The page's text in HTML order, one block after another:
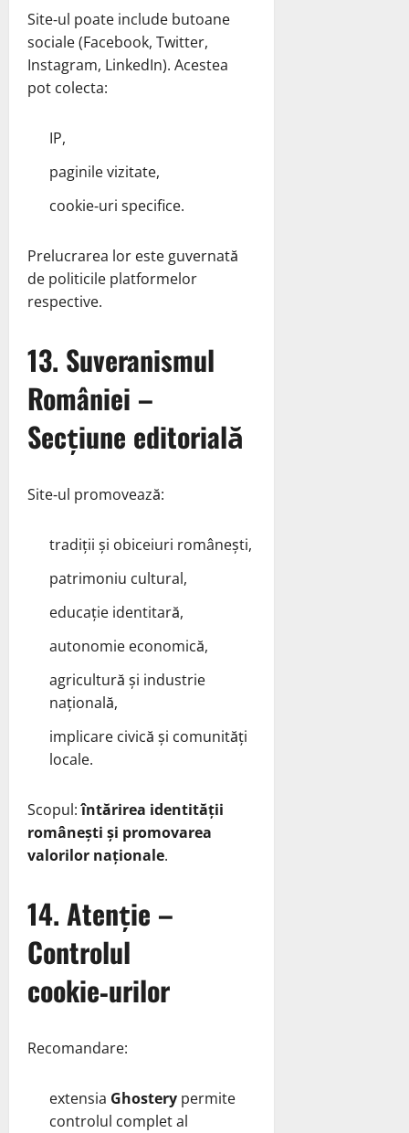
Site‑ul poate include butoane
sociale (Facebook, Twitter,
Instagram, LinkedIn). Acestea
pot colecta:
IP,
paginile vizitate,
cookie‑uri specifice.
Prelucrarea lor este guvernată
de politicile platformelor
respective.
13. Suveranismul
României –
Secțiune editorială
Site‑ul promovează:
tradiții și obiceiuri românești,
patrimoniu cultural,
educație identitară,
autonomie economică,
agricultură și industrie
națională,
implicare civică și comunități
locale.
Scopul:întărirea identității
românești și promovarea
valorilor naționale.
14. Atenție –
Controlul
cookie‑urilor
Recomandare:
extensia Ghostery permite
controlul complet al